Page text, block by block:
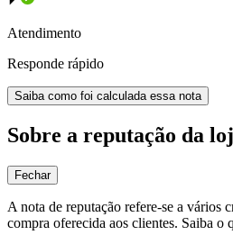
Atendimento
Responde rápido
Saiba como foi calculada essa nota
Sobre a reputação da
Fechar
A nota de reputação refere-se a vários
compra oferecida aos clientes. Saiba o